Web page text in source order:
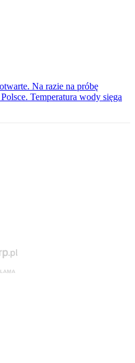
Na razie na próbę
Temperatura wody sięga